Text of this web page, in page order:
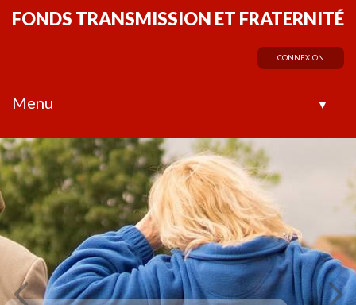
FONDS TRANSMISSION ET FRATERNITÉ
CONNEXION
Menu ▼